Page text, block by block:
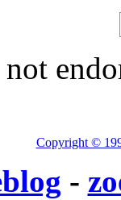
Copyright ©
-